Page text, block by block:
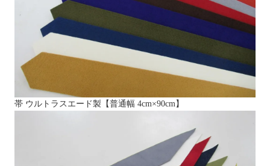
帯 ウルトラスエード製【普通幅 4cm×90cm】